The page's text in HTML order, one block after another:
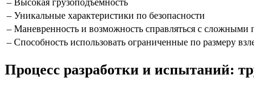
– Уникальные характеристики по безопасности
– Маневренность и возможность справляться с
– Способность использовать ограниченные по размеру
Процесс разработки и испытаний: